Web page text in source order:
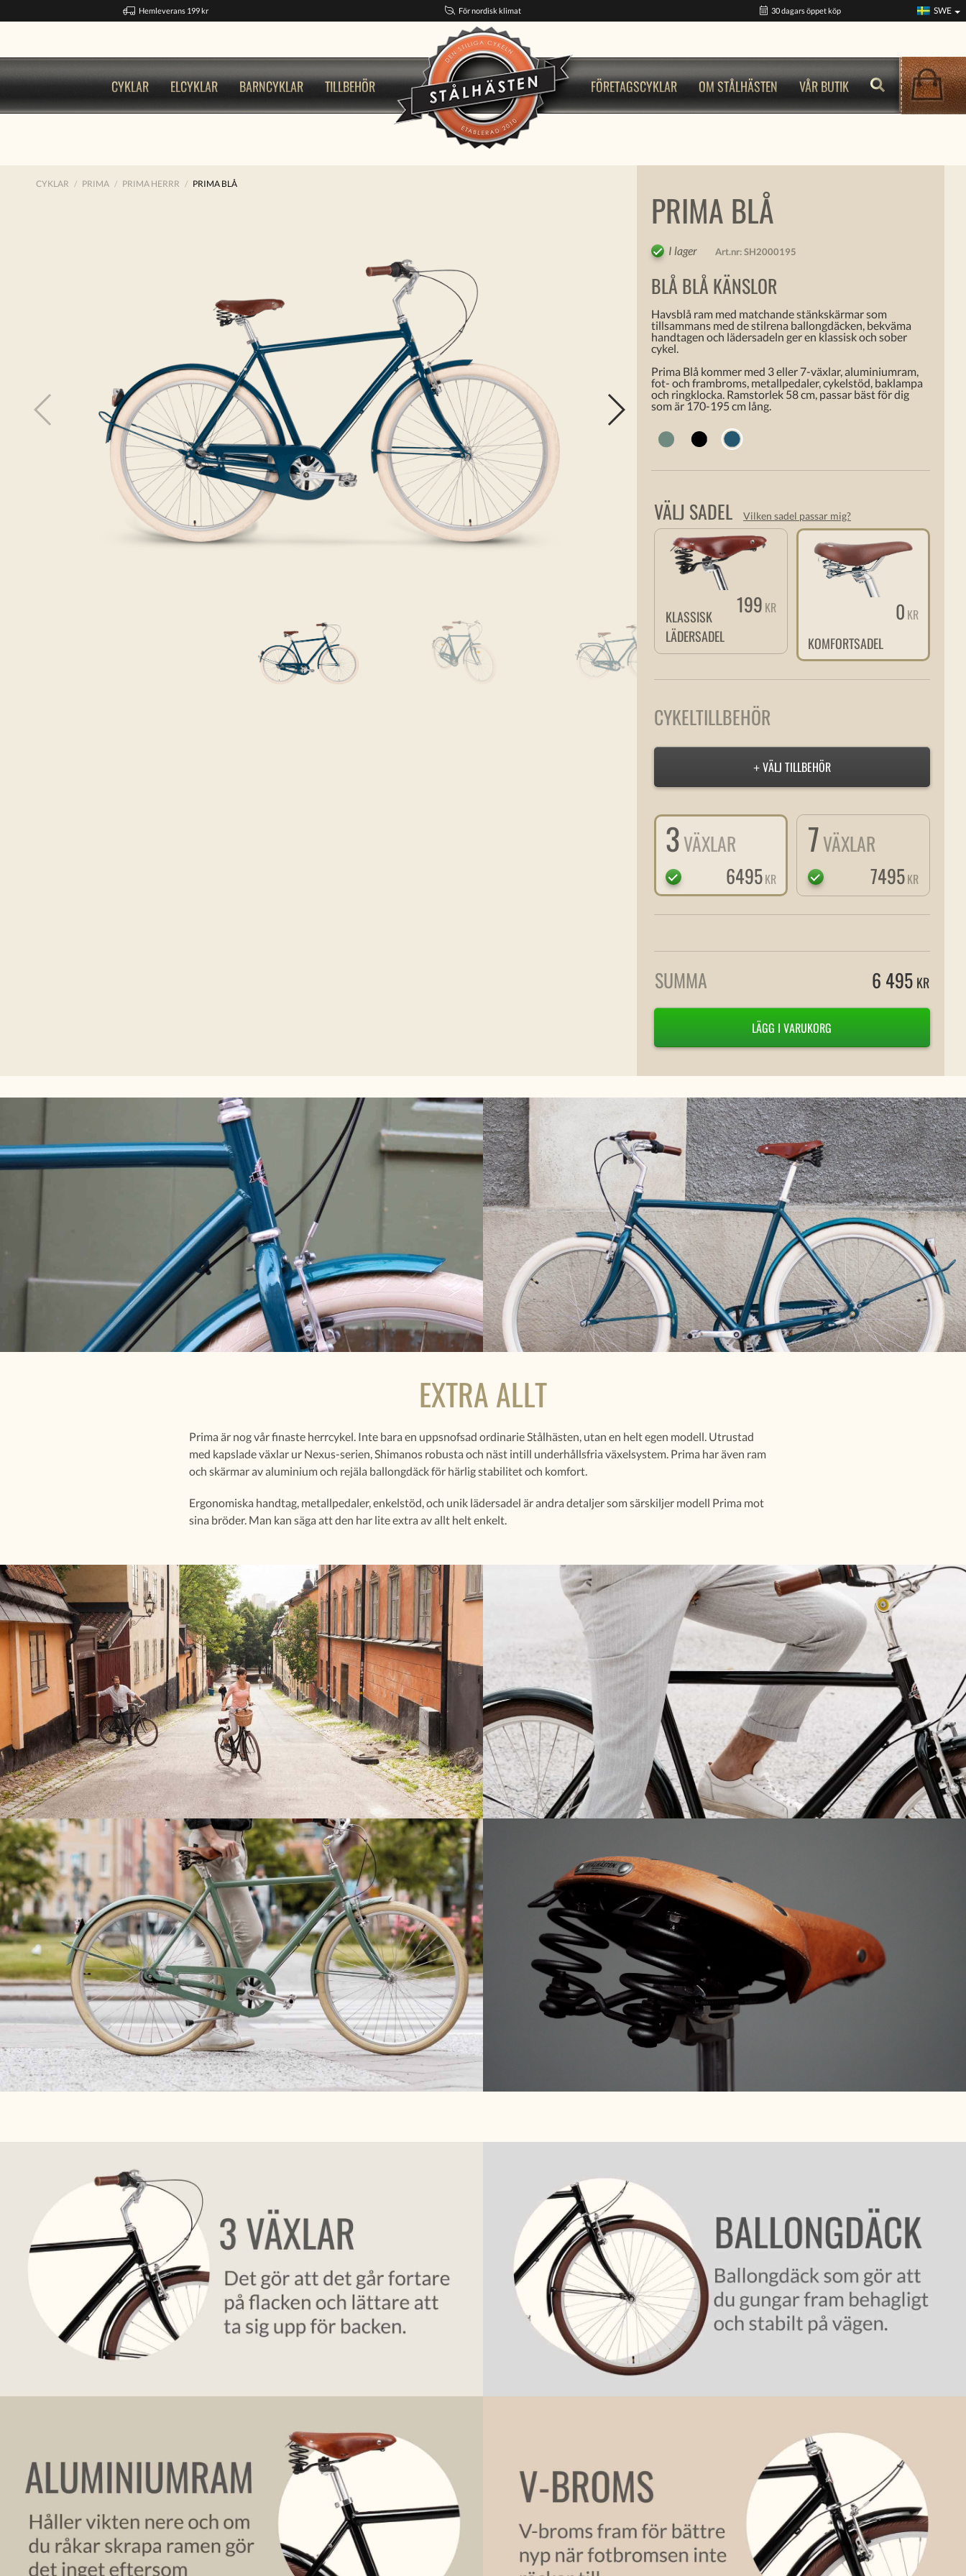
Hemleverans 199 kr För nordisk klimat 30 dagars öppet köp SWE
CYKLAR ELCYKLAR BARNCYKLAR TILLBEHÖR FÖRETAGSCYKLAR OM STÅLHÄSTEN VÅR BUTIK
CYKLAR PRIMA PRIMA HERRR PRIMA BLÅ
PRIMA BLÅ
I lager Art.nr:SH2000195
BLÅ BLÅ KÄNSLOR
Havsblå ram med matchande stänkskärmar som
tillsammans med de stilrena ballongdäcken, bekväma
handtagen och lädersadeln ger en klassisk och sober
cykel.
Prima Blå kommer med 3 eller 7-växlar, aluminiumram,
fot- och frambroms, metallpedaler, cykelstöd, baklampa
och ringklocka. Ramstorlek 58 cm, passar bäst för dig
som är 170-195 cm lång.
VÄLJ SADEL Vilken sadel passar mig?
KLASSISK
LÄDERSADEL
199 KR
KOMFORTSADEL
0 KR
CYKELTILLBEHÖR
+VÄLJ TILLBEHÖR
3VÄXLAR
6495KR
7VÄXLAR
7495KR
SUMMA 6 495 KR
LÄGG I VARUKORG
EXTRA ALLT
Prima är nog vår finaste herrcykel. Inte bara en uppsnofsad ordinarie Stålhästen, utan en helt egen modell. Utrustad
med kapslade växlar ur Nexus-serien, Shimanos robusta och näst intill underhållsfria växelsystem. Prima har även ram
och skärmar av aluminium och rejäla ballongdäck för härlig stabilitet och komfort.
Ergonomiska handtag, metallpedaler, enkelstöd, och unik lädersadel är andra detaljer som särskiljer modell Prima mot
sina bröder. Man kan säga att den har lite extra av allt helt enkelt.